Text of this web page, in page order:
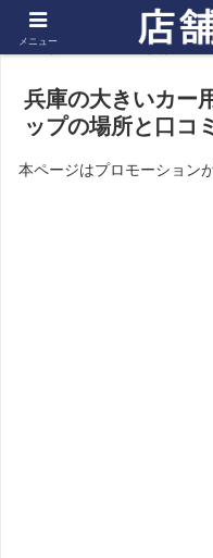
ホーム 近畿
兵庫の大きいカー
ップの場所と口コ
本ページはプロモーション
メニュー